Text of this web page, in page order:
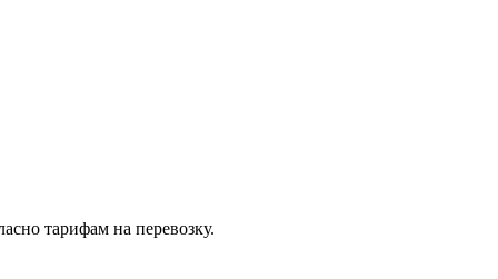
тарифам на перевозку.